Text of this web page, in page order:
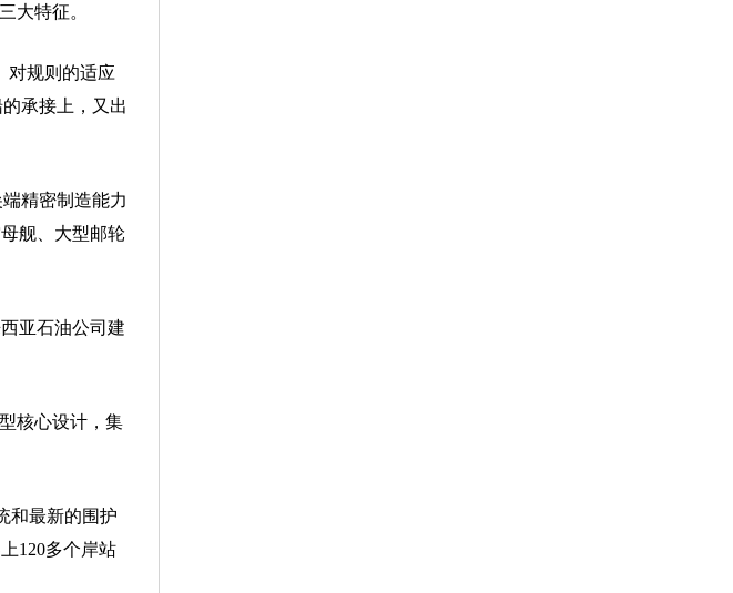
大特征。
规则的适应
承接上，又出
精密制造能力
舰、大型邮轮
亚石油公司建
核心设计，集
和最新的围护
120多个岸站